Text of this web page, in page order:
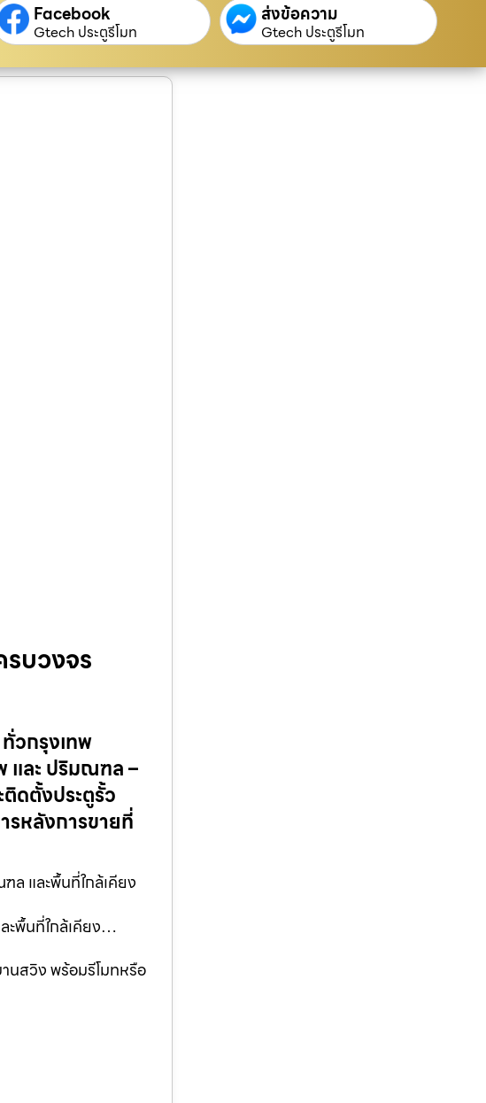
Facebook
Gtech ประตูรีโมท
ส่งข้อความ
Gtech ประตูรีโมท
บวงจร
วกรุงเทพ
และ ปริมณฑล –
ดตั้งประตูรั้ว
รหลังการขายที่
ล และพื้นที่ใกล้เคียง
ะพื้นที่ใกล้เคียง…
นสวิง พร้อมรีโมทหรือ